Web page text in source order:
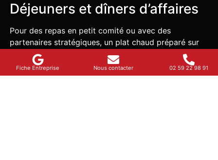
Fiche Entreprise Nous contacter 02 59 22 98 91
Déjeuners et dîners d’affaires
Pour des repas en petit comité ou avec des
partenaires stratégiques, un plat chaud préparé sur
place donne le ton. Il montre que chaque détail
compte. Il transforme un déjeuner de travail en
moment de qualité.